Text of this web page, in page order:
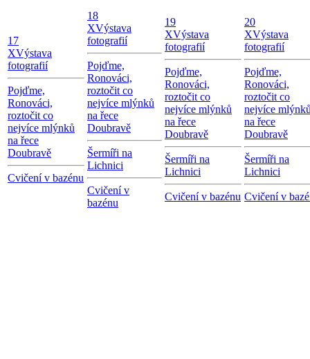
17
XVýstava
fotografií
Pojďme,
Ronováci,
roztočit co
nejvíce mlýnků
na řece
Doubravě
Cvičení v bazénu
18
XVýstava
fotografií
Pojďme,
Ronováci,
roztočit co
nejvíce mlýnků
na řece
Doubravě
Šermíři na
Lichnici
Cvičení v
bazénu
19
XVýstava
fotografií
Pojďme,
Ronováci,
roztočit co
nejvíce mlýnků
na řece
Doubravě
Šermíři na
Lichnici
Cvičení v bazénu
20
XVýstava
fotografií
Pojďme,
Ronováci,
roztočit co
nejvíce
na řece
Doubravě
Šermíři na
Lichnici
Cvičení v